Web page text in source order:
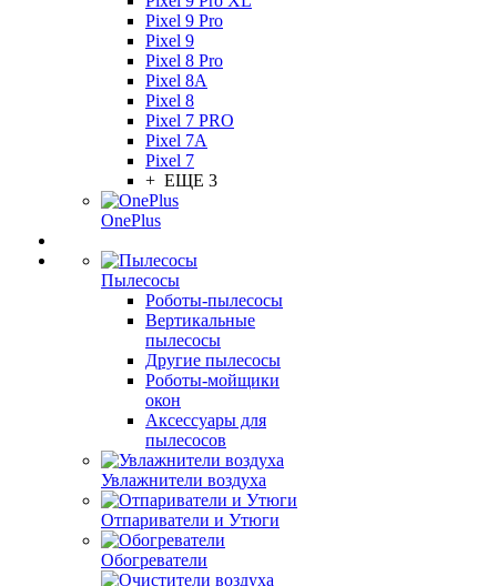
Pixel 9 Pro
Pixel 9
Pixel 8 Pro
Pixel 8A
Pixel 8
Pixel 7 PRO
Pixel 7A
Pixel 7
+ ЕЩЕ 3
OnePlus
Пылесосы
Роботы-пылесосы
Вертикальные
пылесосы
Другие пылесосы
Роботы-мойщики
окон
Аксессуары для
пылесосов
Увлажнители воздуха
Отпариватели и Утюги
Обогреватели